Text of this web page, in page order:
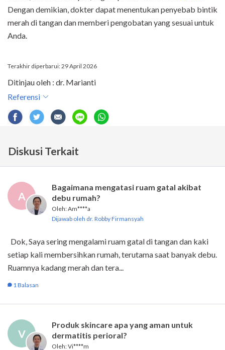
Dengan demikian, dokter dapat menentukan penyebab bintik
merah di tangan dan memberi pengobatan yang sesuai untuk
Anda.
Terakhir diperbarui: 29 April 2026